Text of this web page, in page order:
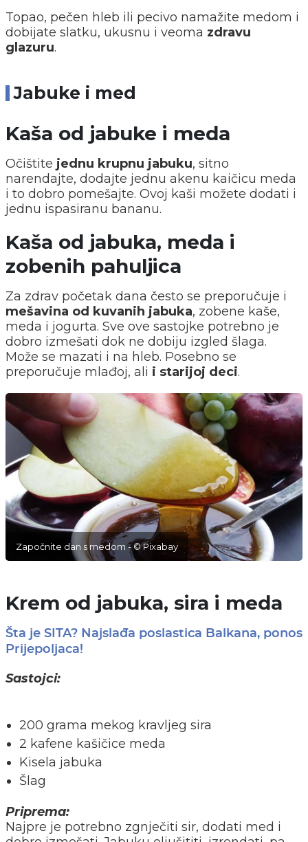
Topao, pečen hleb ili pecivo namažite medom i
dobijate slatku, ukusnu i veoma zdravu
glazuru.
Jabuke i med
Kaša od jabuke i meda
Očištite jednu krupnu jabuku, sitno
narendajte, dodajte jednu akenu kaičicu meda
i to dobro pomešajte. Ovoj kaši možete dodati i
jednu ispasiranu bananu.
Kaša od jabuka, meda i
zobenih pahuljica
Za zdrav početak dana često se preporučuje i
mešavina od kuvanih jabuka, zobene kaše,
meda i jogurta. Sve ove sastojke potrebno je
dobro izmešati dok ne dobiju izgled šlaga.
Može se mazati i na hleb. Posebno se
preporučuje mlađoj, ali i starijoj deci.
Započnite dan s medom - © Pixabay
Krem od jabuka, sira i meda
Šta je SITA? Najslađa poslastica Balkana, ponos
Prijepoljaca!
Sastojci:
200 grama mekog kravljeg sira
2 kafene kašičice meda
Kisela jabuka
Šlag
Priprema:
Najpre je potrebno zgnječiti sir, dodati med i